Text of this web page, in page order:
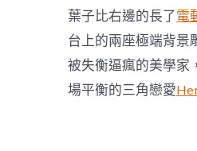
葉子比右邊的長了電
台上的兩座極端背景
被失衡逼瘋的美學家
場平衡的三角戀愛